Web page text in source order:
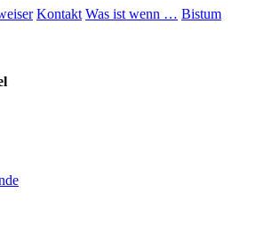
Kontakt Was ist wenn … Bistum